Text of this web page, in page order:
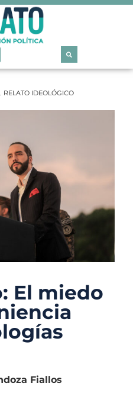
RELATO IDEOLÓGICO
El miedo
Fiallos